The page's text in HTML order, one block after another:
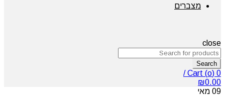
מצברים
close
Search
Cart (o) 0
/
₪0.00
09 מאי